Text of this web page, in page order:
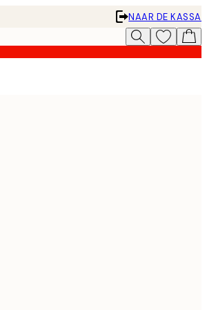
NAAR DE KASSA